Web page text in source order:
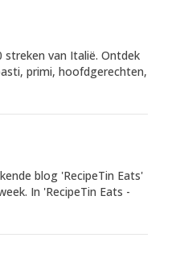
streken van Italië. Ontdek
primi, hoofdgerechten,
blog 'RecipeTin Eats'
In 'RecipeTin Eats -